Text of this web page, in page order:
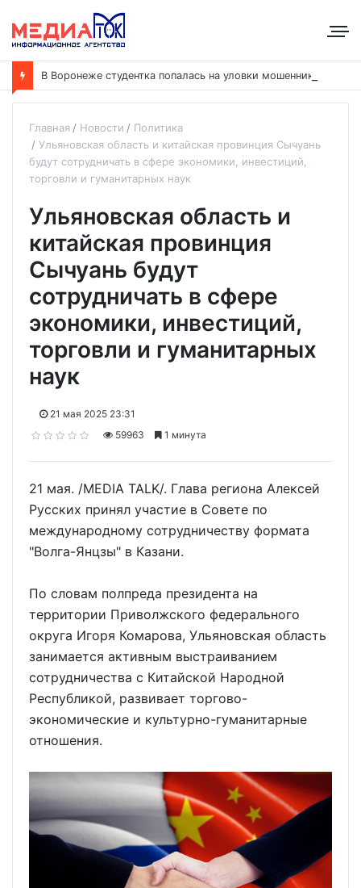
Главная Новости
Политика
Ульяновская область и китайская провинция Сычуань
будут сотрудничать в сфере экономики, инвестиций,
торговли и гуманитарных наук
Ульяновская область и
китайская провинция
Сычуань будут
сотрудничать в сфере
экономики, инвестиций,
торговли и гуманитарных
наук
21 мая 2025 23:31
59963
1 минута
21 мая. /MEDIA TALK/. Глава региона Алексей
Русских принял участие в Совете по
международному сотрудничеству формата
"Волга-Янцзы" в Казани.
По словам полпреда президента на
территории Приволжского федерального
округа Игоря Комарова, Ульяновская область
занимается активным выстраиванием
сотрудничества с Китайской Народной
Республикой, развивает торгово-
экономические и культурно-гуманитарные
отношения.